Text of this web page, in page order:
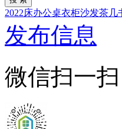
2022床办公桌衣柜沙发茶几
发布信息
微信扫一扫